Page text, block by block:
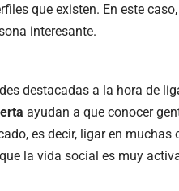
que existen. En este
interesante.
destacadas a la hora de
ayudan a que conocer
es decir, ligar en
la vida social es muy